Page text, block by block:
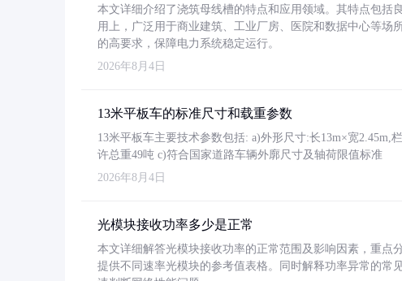
本文详细介绍了浇筑母线槽的特点和应用领域。其特点包括
用上，广泛用于商业建筑、工业厂房、医院和数据中心等场
的高要求，保障电力系统稳定运行。
2026年8月4日
13米平板车的标准尺寸和载重参数
13米平板车主要技术参数包括: a)外形尺寸:长13m×宽2.45m,
许总重49吨 c)符合国家道路车辆外廓尺寸及轴荷限值标准
2026年8月4日
光模块接收功率多少是正常
本文详细解答光模块接收功率的正常范围及影响因素，重点
提供不同速率光模块的参考值表格。同时解释功率异常的